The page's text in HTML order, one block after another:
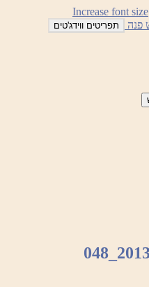
Increase font size
תפריטים ווידג'טים